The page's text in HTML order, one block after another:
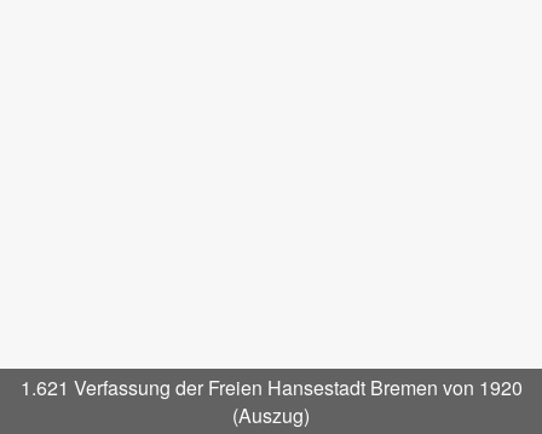
1.621 Verfassung der Freien Hansestadt Bremen von 1920
(Auszug)